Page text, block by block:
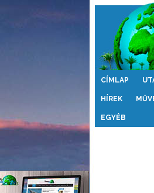
Érdekes
CÍMLAP
HÍREK
EGYÉB